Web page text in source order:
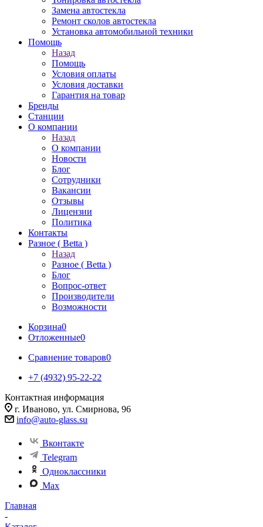
Замена автостекла
Ремонт сколов автостекла
Установка автомобильной техники
Помощь
Назад
Помощь
Условия оплаты
Условия доставки
Гарантия на товар
Бренды
Станции
О компании
Назад
О компании
Новости
Блог
Сотрудники
Вакансии
Отзывы
Лицензии
Политика
Контакты
Разное ( Betta )
Назад
Разное ( Betta )
Блог
Вопрос-ответ
Производители
Возможности
Корзина0
Отложенные0
Сравнение товаров0
+7 (4932) 95-22-22
Контактная информация
г. Иваново, ул. Смирнова, 96
info@auto-glass.su
Вконтакте
Telegram
Одноклассники
Max
Главная
-